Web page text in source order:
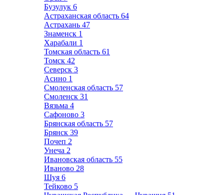
Бузулук 6
Астраханская область 64
Астрахань 47
Знаменск 1
Харабали 1
Томская область 61
Томск 42
Северск 3
Асино 1
Смоленская область 57
Смоленск 31
Вязьма 4
Сафоново 3
Брянская область 57
Брянск 39
Почеп 2
Унеча 2
Ивановская область 55
Иваново 28
Шуя 6
Тейково 5